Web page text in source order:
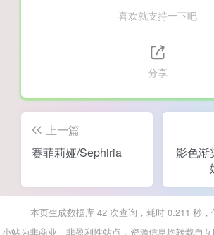
喜欢就支持一下吧
分享
上一篇
赛菲莉娅/Sephiria
影色渐
本页生成数据库 42 次查询，耗时 0.211 秒
小站为非商业、非盈利性站点，资源信息均转载自